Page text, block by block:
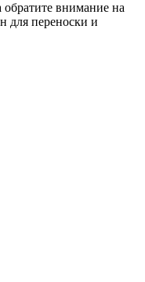
внимание на
для переноски и